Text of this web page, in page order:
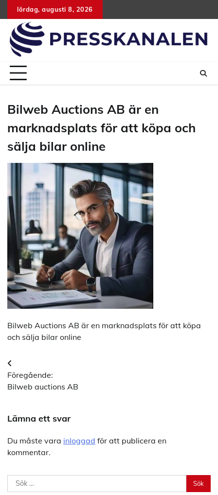
Hoppa
till
innehåll
lördag, augusti 8, 2026
Bilweb Auctions AB är en
marknadsplats för att köpa och
sälja bilar online
Bilweb Auctions AB är en marknadsplats för att köpa
och sälja bilar online
Inläggsnavigering
Föregående:
Bilweb auctions AB
Lämna ett svar
Du måste vara inloggad för att publicera en
kommentar.
Sök
efter: